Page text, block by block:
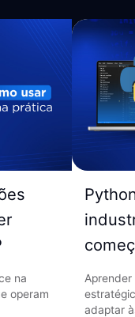
na
operam
adaptar